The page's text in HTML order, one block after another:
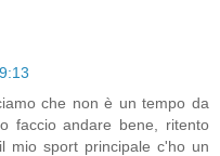
che non è un tempo da
faccio andare bene, ritento
mio sport principale c'ho un